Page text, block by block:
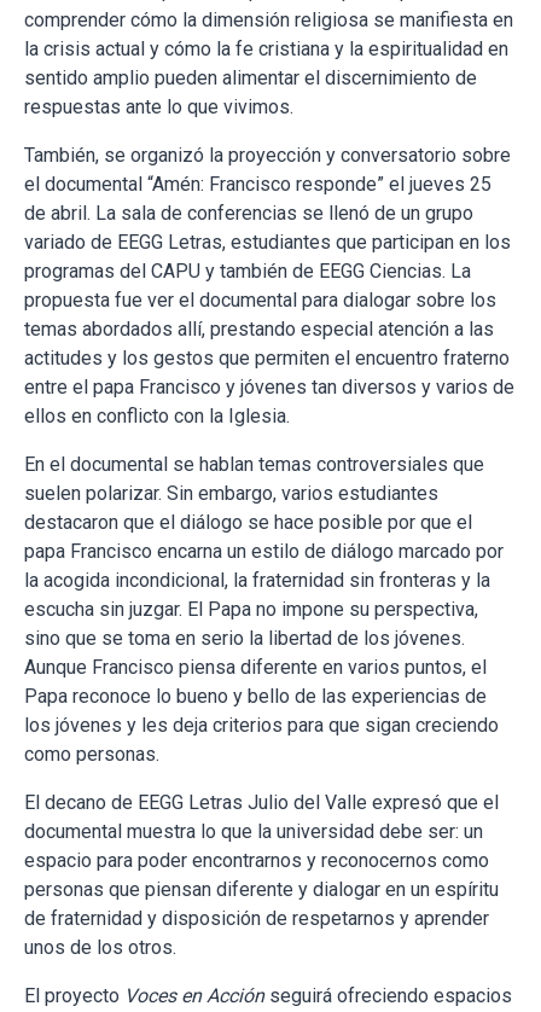
comprender cómo la dimensión religiosa se manifiesta en
la crisis actual y cómo la fe cristiana y la espiritualidad en
sentido amplio pueden alimentar el discernimiento de
respuestas ante lo que vivimos.
También, se organizó la proyección y conversatorio sobre
el documental “Amén: Francisco responde” el jueves 25
de abril. La sala de conferencias se llenó de un grupo
variado de EEGG Letras, estudiantes que participan en los
programas del CAPU y también de EEGG Ciencias. La
propuesta fue ver el documental para dialogar sobre los
temas abordados allí, prestando especial atención a las
actitudes y los gestos que permiten el encuentro fraterno
entre el papa Francisco y jóvenes tan diversos y varios de
ellos en conflicto con la Iglesia.
En el documental se hablan temas controversiales que
suelen polarizar. Sin embargo, varios estudiantes
destacaron que el diálogo se hace posible por que el
papa Francisco encarna un estilo de diálogo marcado por
la acogida incondicional, la fraternidad sin fronteras y la
escucha sin juzgar. El Papa no impone su perspectiva,
sino que se toma en serio la libertad de los jóvenes.
Aunque Francisco piensa diferente en varios puntos, el
Papa reconoce lo bueno y bello de las experiencias de
los jóvenes y les deja criterios para que sigan creciendo
como personas.
El decano de EEGG Letras Julio del Valle expresó que el
documental muestra lo que la universidad debe ser: un
espacio para poder encontrarnos y reconocernos como
personas que piensan diferente y dialogar en un espíritu
de fraternidad y disposición de respetarnos y aprender
unos de los otros.
El proyecto Voces en Acciónseguirá ofreciendo espacios